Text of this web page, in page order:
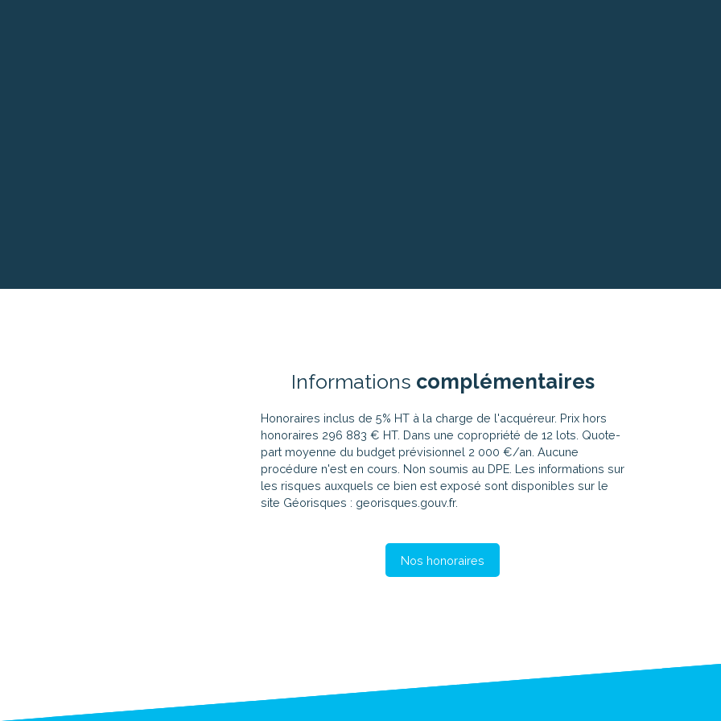
Informations complémentaires
Honoraires inclus de 5% HT à la charge de l'acquéreur. Prix hors
honoraires 296 883 € HT. Dans une copropriété de 12 lots. Quote-
part moyenne du budget prévisionnel 2 000 €/an. Aucune
procédure n'est en cours. Non soumis au DPE. Les informations sur
les risques auxquels ce bien est exposé sont disponibles sur le
site Géorisques : georisques.gouv.fr.
Nos honoraires